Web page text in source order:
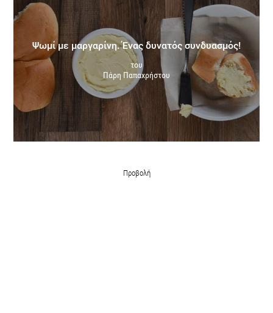
Ψωμί με μαργαρίνη. Ένας δυνατός συνδυασμός!
του
Πάρη Παπαχρήστου
Προβολή